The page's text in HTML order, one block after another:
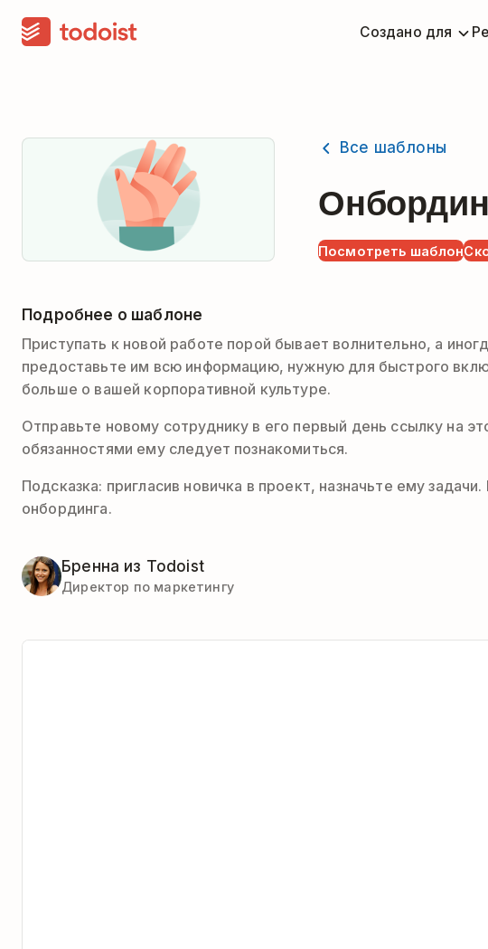
Создано для
Все шаблоны
Посмотреть шаблон
Подробнее о шаблоне
Приступать к новой работе порой бывает волнительно, а
предоставьте им всю информацию, нужную для быстрого
больше о вашей корпоративной культуре.
Отправьте новому сотруднику в его первый день ссылку на
обязанностями ему следует познакомиться.
Подсказка: пригласив новичка в проект, назначьте ему
онбординга.
Бренна из Todoist
Директор по маркетингу